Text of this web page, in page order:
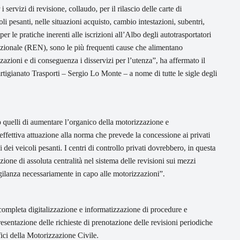
servizi di revisione, collaudo, per il rilascio delle carte di
pesanti, nelle situazioni acquisto, cambio intestazioni, subentri,
le pratiche inerenti alle iscrizioni all’Albo degli autotrasportatori
(REN), sono le più frequenti cause che alimentano
e di conseguenza i disservizi per l’utenza”, ha affermato il
Trasporti – Sergio Lo Monte – a nome di tutte le sigle degli
di aumentare l’organico della motorizzazione e
attuazione alla norma che prevede la concessione ai privati
dei veicoli pesanti. I centri di controllo privati dovrebbero, in questa
di assoluta centralità nel sistema delle revisioni sui mezzi
necessariamente in capo alle motorizzazioni”.
digitalizzazione e informatizzazione di procedure e
delle richieste di prenotazione delle revisioni periodiche
della Motorizzazione Civile.